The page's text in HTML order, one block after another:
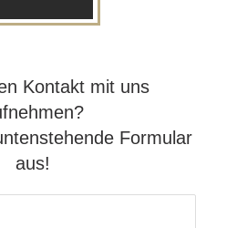
Kontakt mit uns
Formular
aus!